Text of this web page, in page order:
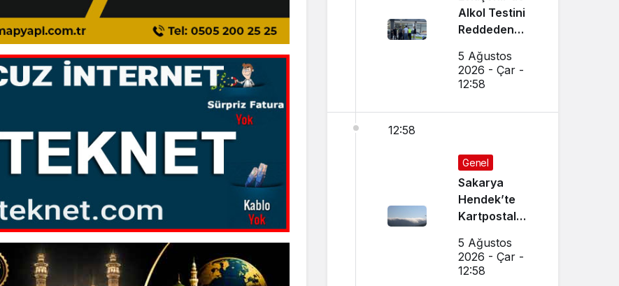
Alkol Testini
Reddeden
Sürücüye 390
Bin TL Ceza
5 Ağustos
2026 - Çar -
12:58
12:58
Genel
Sakarya
Hendek’te
Kartpostal
Büyüledi
5 Ağustos
2026 - Çar -
12:58